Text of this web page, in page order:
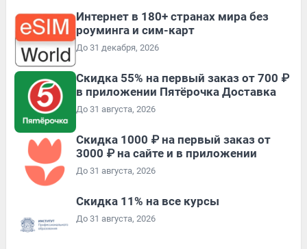
Интернет в 180+ странах мира без
роуминга и сим-карт
До 31 декабря, 2026
Скидка 55% на первый заказ от 700 ₽
в приложении Пятёрочка Доставка
До 31 августа, 2026
Скидка 1000 ₽ на первый заказ от
3000 ₽ на сайте и в приложении
До 31 августа, 2026
Скидка 11% на все курсы
До 31 августа, 2026